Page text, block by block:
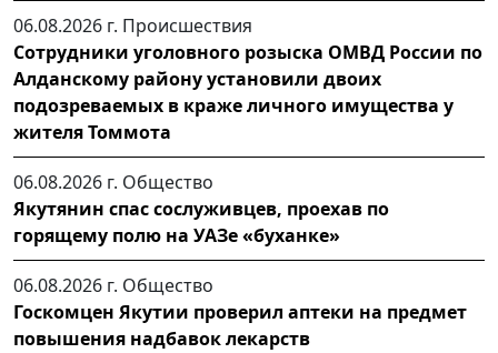
06.08.2026 г. Происшествия
Сотрудники уголовного розыска ОМВД России по
Алданскому району установили двоих
подозреваемых в краже личного имущества у
жителя Томмота
06.08.2026 г. Общество
Якутянин спас сослуживцев, проехав по
горящему полю на УАЗе «буханке»
06.08.2026 г. Общество
Госкомцен Якутии проверил аптеки на предмет
повышения надбавок лекарств